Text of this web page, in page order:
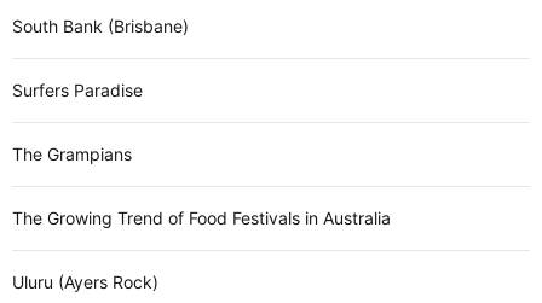
South Bank (Brisbane)
Surfers Paradise
The Grampians
The Growing Trend of Food Festivals in Australia
Uluru (Ayers Rock)